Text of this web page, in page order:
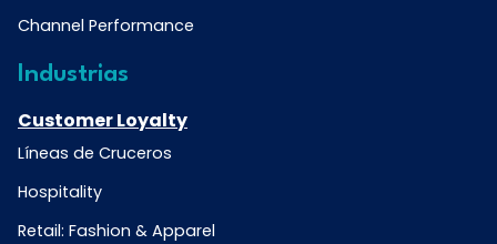
Channel Performance
Industrias
Customer Loyalty
Líneas de Cruceros
Hospitality
Retail: Fashion & Apparel